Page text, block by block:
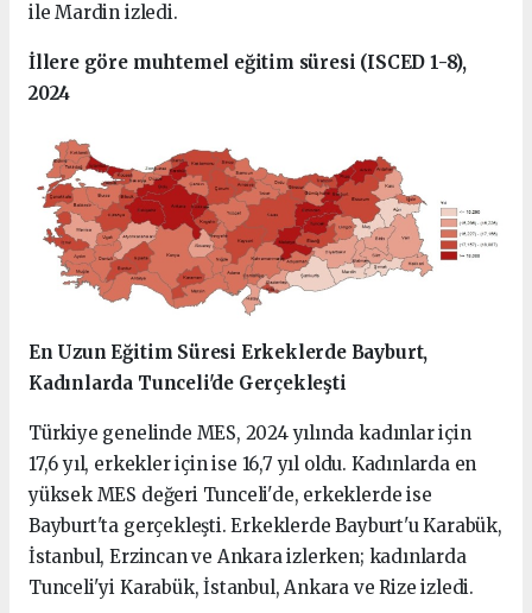
ile Mardin izledi.
İllere göre muhtemel eğitim süresi (ISCED 1-8),
2024
En Uzun Eğitim Süresi Erkeklerde Bayburt,
Kadınlarda Tunceli'de Gerçekleşti
Türkiye genelinde MES, 2024 yılında kadınlar için
17,6 yıl, erkekler için ise 16,7 yıl oldu. Kadınlarda en
yüksek MES değeri Tunceli'de, erkeklerde ise
Bayburt'ta gerçekleşti. Erkeklerde Bayburt'u Karabük,
İstanbul, Erzincan ve Ankara izlerken; kadınlarda
Tunceli'yi Karabük, İstanbul, Ankara ve Rize izledi.